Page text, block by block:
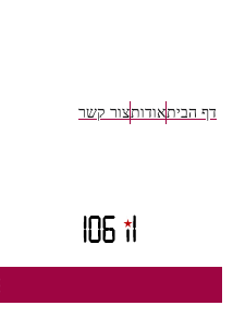
דף הביתאודותצור קשר